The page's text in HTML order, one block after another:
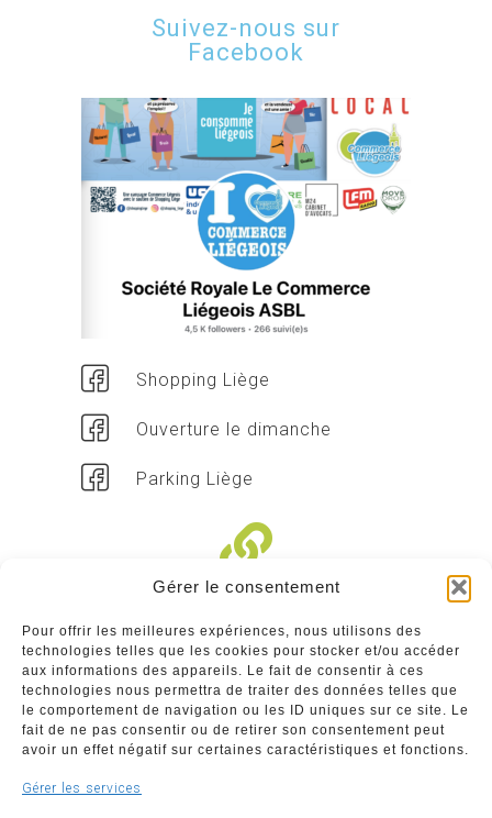
Gérer le consentement
Pour offrir les meilleures expériences, nous utilisons des
technologies telles que les cookies pour stocker et/ou accéder
aux informations des appareils. Le fait de consentir à ces
technologies nous permettra de traiter des données telles que
le comportement de navigation ou les ID uniques sur ce site. Le
fait de ne pas consentir ou de retirer son consentement peut
avoir un effet négatif sur certaines caractéristiques et fonctions.
Gérer les services
Suivez-nous sur
Facebook
Shopping Liège
Ouverture le dimanche
Parking Liège
Commerçants
Annuaire des commerçants : insérez gratuitement
votre activité dans notre annuaire sur notre site ci-
dessous